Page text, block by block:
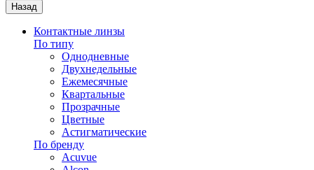
Назад
Контактные линзы
По типу
Однодневные
Двухнедельные
Ежемесячные
Квартальные
Прозрачные
Цветные
Астигматические
По бренду
Acuvue